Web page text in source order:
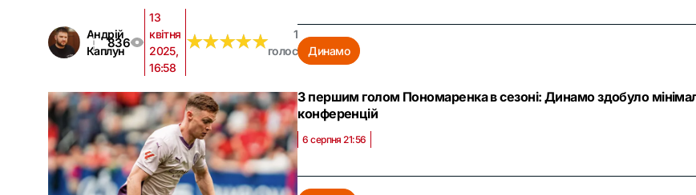
Андрій
Каплун
836
13
квітня
2025,
16:58
★★★★★
★★★★★
1
голос
Динамо
З першим голом Пономаренка в сезоні: Динамо здобуло
конференцій
6 серпня 21:56